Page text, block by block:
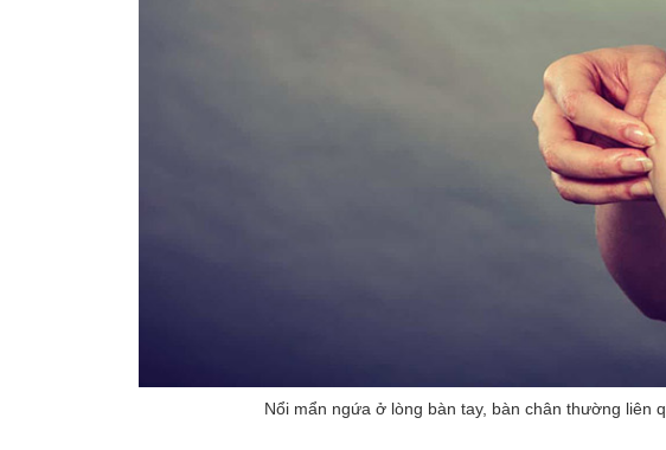
Nổi mẩn ngứa ở lòng bàn tay, bàn chân thường liên